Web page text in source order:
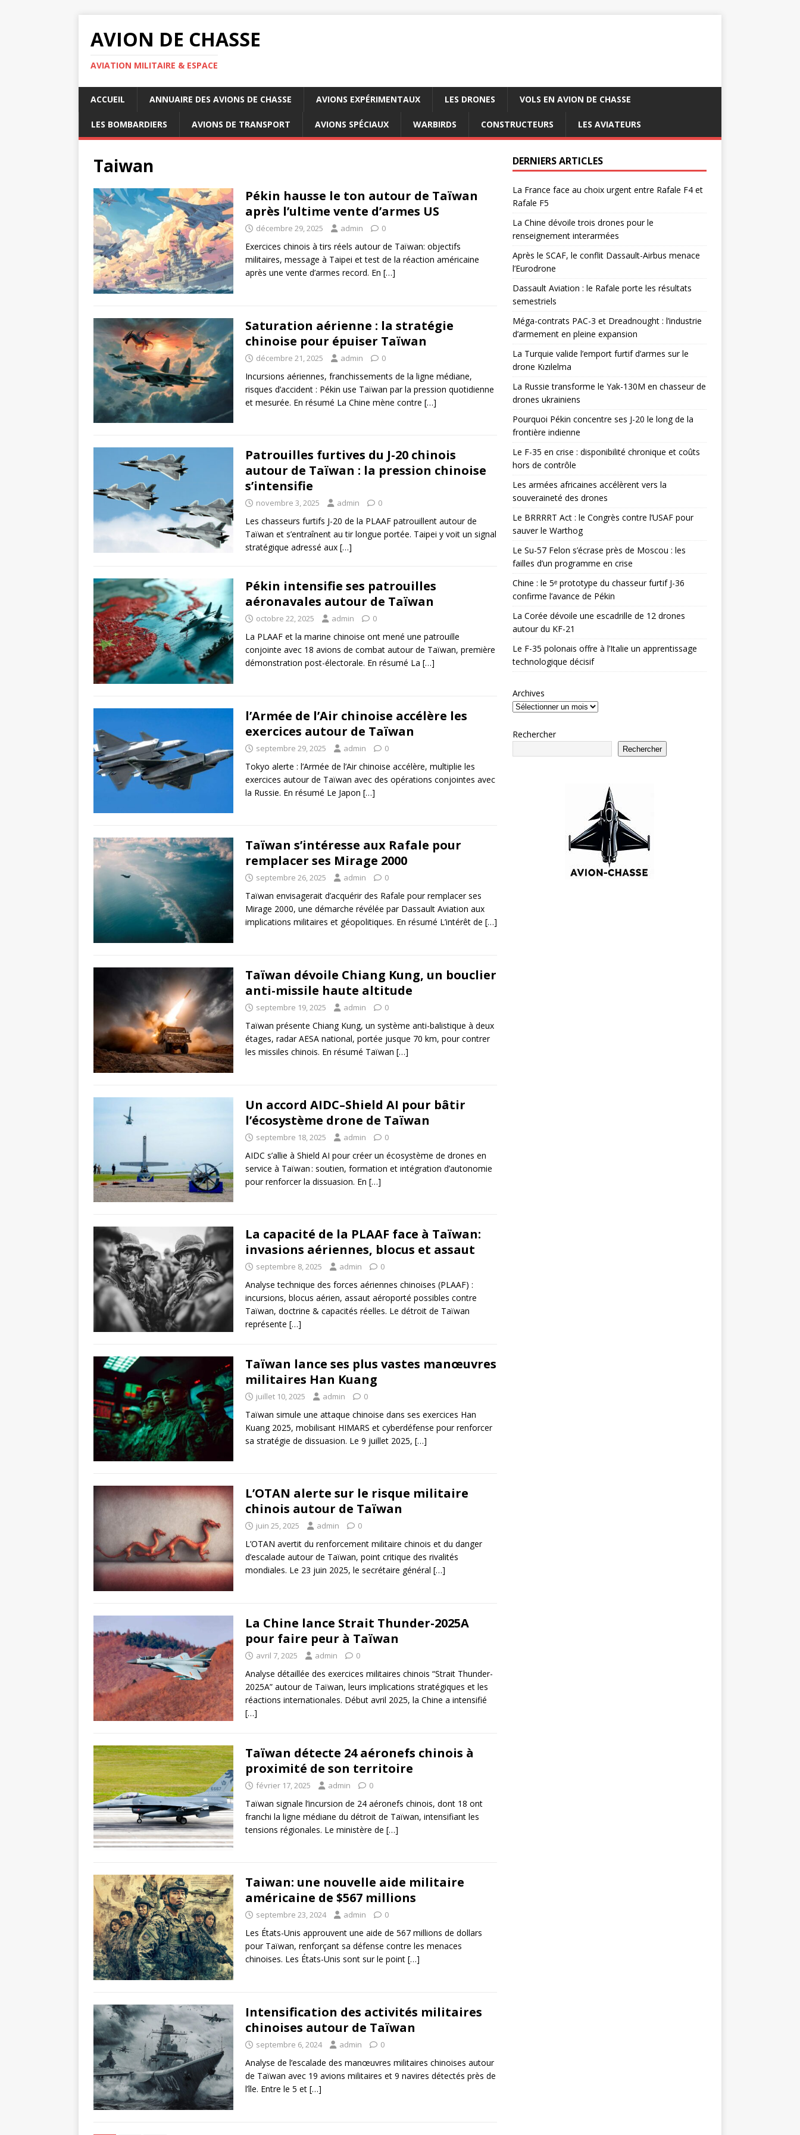
AVION DE CHASSE
AVIATION MILITAIRE & ESPACE
ACCUEIL ANNUAIRE DES AVIONS DE CHASSE AVIONS EXPÉRIMENTAUX LES DRONES VOLS EN AVION DE CHASSE
LES BOMBARDIERS AVIONS DE TRANSPORT AVIONS SPÉCIAUX WARBIRDS CONSTRUCTEURS LES AVIATEURS
Taiwan
Pékin hausse le ton autour de Taïwan
après l’ultime vente d’armes US
décembre 29, 2025 admin 0
Exercices chinois à tirs réels autour de Taïwan: objectifs
militaires, message à Taipei et test de la réaction américaine
après une vente d’armes record. En […]
Saturation aérienne : la stratégie
chinoise pour épuiser Taïwan
décembre 21, 2025 admin 0
Incursions aériennes, franchissements de la ligne médiane,
risques d’accident : Pékin use Taïwan par la pression quotidienne
et mesurée. En résumé La Chine mène contre […]
Patrouilles furtives du J-20 chinois
autour de Taïwan : la pression chinoise
s’intensifie
novembre 3, 2025 admin 0
Les chasseurs furtifs J-20 de la PLAAF patrouillent autour de
Taïwan et s’entraînent au tir longue portée. Taipei y voit un signal
stratégique adressé aux […]
Pékin intensifie ses patrouilles
aéronavales autour de Taïwan
octobre 22, 2025 admin 0
La PLAAF et la marine chinoise ont mené une patrouille
conjointe avec 18 avions de combat autour de Taïwan, première
démonstration post-électorale. En résumé La […]
l’Armée de l’Air chinoise accélère les
exercices autour de Taïwan
septembre 29, 2025 admin 0
Tokyo alerte : l’Armée de l’Air chinoise accélère, multiplie les
exercices autour de Taïwan avec des opérations conjointes avec
la Russie. En résumé Le Japon […]
Taïwan s’intéresse aux Rafale pour
remplacer ses Mirage 2000
septembre 26, 2025 admin 0
Taïwan envisagerait d’acquérir des Rafale pour remplacer ses
Mirage 2000, une démarche révélée par Dassault Aviation aux
implications militaires et géopolitiques. En résumé L’intérêt de […]
Taïwan dévoile Chiang Kung, un bouclier
anti-missile haute altitude
septembre 19, 2025 admin 0
Taïwan présente Chiang Kung, un système anti-balistique à deux
étages, radar AESA national, portée jusque 70 km, pour contrer
les missiles chinois. En résumé Taïwan […]
Un accord AIDC–Shield AI pour bâtir
l’écosystème drone de Taïwan
septembre 18, 2025 admin 0
AIDC s’allie à Shield AI pour créer un écosystème de drones en
service à Taïwan : soutien, formation et intégration d’autonomie
pour renforcer la dissuasion. En […]
La capacité de la PLAAF face à Taïwan:
invasions aériennes, blocus et assaut
septembre 8, 2025 admin 0
Analyse technique des forces aériennes chinoises (PLAAF) :
incursions, blocus aérien, assaut aéroporté possibles contre
Taïwan, doctrine & capacités réelles. Le détroit de Taïwan
représente […]
Taïwan lance ses plus vastes manœuvres
militaires Han Kuang
juillet 10, 2025 admin 0
Taïwan simule une attaque chinoise dans ses exercices Han
Kuang 2025, mobilisant HIMARS et cyberdéfense pour renforcer
sa stratégie de dissuasion. Le 9 juillet 2025, […]
L’OTAN alerte sur le risque militaire
chinois autour de Taïwan
juin 25, 2025 admin 0
L’OTAN avertit du renforcement militaire chinois et du danger
d’escalade autour de Taïwan, point critique des rivalités
mondiales. Le 23 juin 2025, le secrétaire général […]
La Chine lance Strait Thunder-2025A
pour faire peur à Taïwan
avril 7, 2025 admin 0
Analyse détaillée des exercices militaires chinois “Strait Thunder-
2025A” autour de Taïwan, leurs implications stratégiques et les
réactions internationales. Début avril 2025, la Chine a intensifié
[…]
Taïwan détecte 24 aéronefs chinois à
proximité de son territoire
février 17, 2025 admin 0
Taïwan signale l’incursion de 24 aéronefs chinois, dont 18 ont
franchi la ligne médiane du détroit de Taïwan, intensifiant les
tensions régionales. Le ministère de […]
Taiwan: une nouvelle aide militaire
américaine de $567 millions
septembre 23, 2024 admin 0
Les États-Unis approuvent une aide de 567 millions de dollars
pour Taïwan, renforçant sa défense contre les menaces
chinoises. Les États-Unis sont sur le point […]
Intensification des activités militaires
chinoises autour de Taïwan
septembre 6, 2024 admin 0
Analyse de l’escalade des manœuvres militaires chinoises autour
de Taïwan avec 19 avions militaires et 9 navires détectés près de
l’île. Entre le 5 et […]
DERNIERS ARTICLES
La France face au choix urgent entre Rafale F4 et
Rafale F5
La Chine dévoile trois drones pour le
renseignement interarmées
Après le SCAF, le conflit Dassault-Airbus menace
l’Eurodrone
Dassault Aviation : le Rafale porte les résultats
semestriels
Méga-contrats PAC-3 et Dreadnought : l’industrie
d’armement en pleine expansion
La Turquie valide l’emport furtif d’armes sur le
drone Kızılelma
La Russie transforme le Yak-130M en chasseur de
drones ukrainiens
Pourquoi Pékin concentre ses J-20 le long de la
frontière indienne
Le F-35 en crise : disponibilité chronique et coûts
hors de contrôle
Les armées africaines accélèrent vers la
souveraineté des drones
Le BRRRRT Act : le Congrès contre l’USAF pour
sauver le Warthog
Le Su-57 Felon s’écrase près de Moscou : les
failles d’un programme en crise
Chine : le 5ᵉ prototype du chasseur furtif J-36
confirme l’avance de Pékin
La Corée dévoile une escadrille de 12 drones
autour du KF-21
Le F-35 polonais offre à l’Italie un apprentissage
technologique décisif
Archives
Rechercher
Rechercher